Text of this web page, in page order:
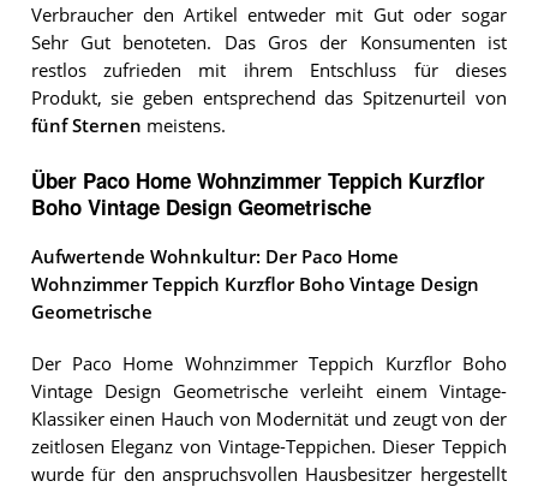
Verbraucher den Artikel entweder mit Gut oder sogar
Sehr Gut benoteten. Das Gros der Konsumenten ist
restlos zufrieden mit ihrem Entschluss für dieses
Produkt, sie geben entsprechend das Spitzenurteil von
fünf Sternen meistens.
Über Paco Home Wohnzimmer Teppich Kurzflor
Boho Vintage Design Geometrische
Aufwertende Wohnkultur: Der Paco Home
Wohnzimmer Teppich Kurzflor Boho Vintage Design
Geometrische
Der Paco Home Wohnzimmer Teppich Kurzflor Boho
Vintage Design Geometrische verleiht einem Vintage-
Klassiker einen Hauch von Modernität und zeugt von der
zeitlosen Eleganz von Vintage-Teppichen. Dieser Teppich
wurde für den anspruchsvollen Hausbesitzer hergestellt